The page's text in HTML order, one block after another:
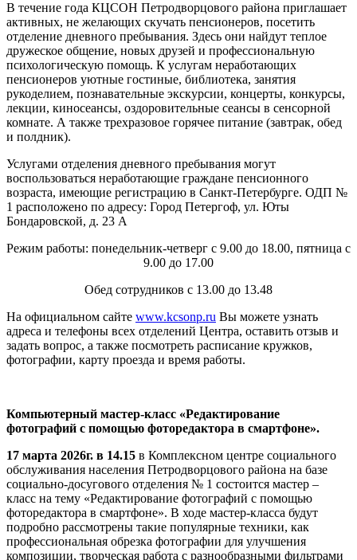
В течение года КЦСОН Петродворцового района приглашает
активных, не желающих скучать пенсионеров, посетить
отделение дневного пребывания. Здесь они найдут теплое
дружеское общение, новых друзей и профессиональную
психологическую помощь. К услугам неработающих
пенсионеров уютные гостиные, библиотека, занятия
рукоделием, познавательные экскурсии, концерты, конкурсы,
лекции, киносеансы, оздоровительные сеансы в сенсорной
комнате. А также трехразовое горячее питание (завтрак, обед
и полдник).
Услугами отделения дневного пребывания могут
воспользоваться неработающие граждане пенсионного
возраста, имеющие регистрацию в Санкт-Петербурге. ОДП №
1 расположено по адресу: Город Петергоф, ул. Юты
Бондаровской, д. 23 А
Режим работы: понедельник-четверг с 9.00 до 18.00, пятница с
9.00 до 17.00
Обед сотрудников с 13.00 до 13.48
На официальном сайте www.kcsonp.ru Вы можете узнать
адреса и телефоны всех отделений Центра, оставить отзыв и
задать вопрос, а также посмотреть расписание кружков,
фотографии, карту проезда и время работы.
Компьютерный мастер-класс «Редактирование
фотографий с помощью фоторедактора в смартфоне».
17 марта 2026г. в 14.15 в Комплексном центре социального
обслуживания населения Петродворцового района на базе
социально-досугового отделения № 1 состоится мастер –
класс на тему «Редактирование фотографий с помощью
фоторедактора в смартфоне». В ходе мастер-класса будут
подробно рассмотрены такие популярные техники, как
профессиональная обрезка фотографии для улучшения
композиции, творческая работа с разнообразными фильтрами